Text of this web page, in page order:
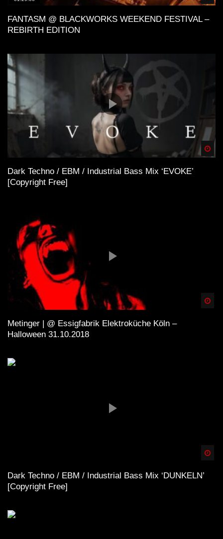
FANTASM @ BLACKWORKS WEEKEND FESTIVAL –
REBIRTH EDITION
Dark Techno / EBM / Industrial Bass Mix ‘EVOKE’
[Copyright Free]
Metinger | @ Essigfabrik Elektroküche Köln –
Halloween 31.10.2018
Dark Techno / EBM / Industrial Bass Mix ‘DUNKELN’
[Copyright Free]